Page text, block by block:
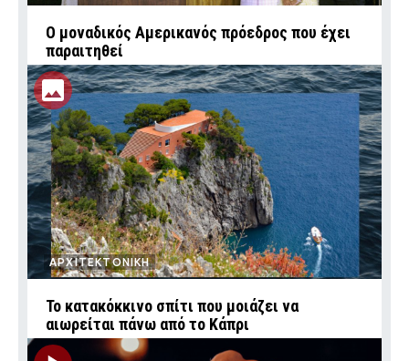
Ο μοναδικός Αμερικανός πρόεδρος που έχει
παραιτηθεί
ΑΡΧΙΤΕΚΤΟΝΙΚΗ
Το κατακόκκινο σπίτι που μοιάζει να
αιωρείται πάνω από το Κάπρι